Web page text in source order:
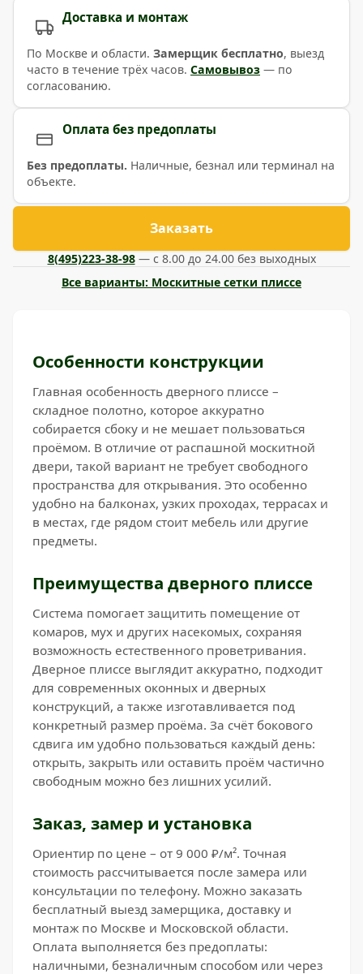
Доставка и монтаж
По Москве и области. Замерщик бесплатно, выезд
часто в течение трёх часов. Самовывоз — по
согласованию.
Оплата без предоплаты
Без предоплаты. Наличные, безнал или терминал на
объекте.
Заказать
8(495)223-38-98— с 8.00 до 24.00 без выходных
Все варианты: Москитные сетки плиссе
Особенности конструкции
Главная особенность дверного плиссе –
складное полотно, которое аккуратно
собирается сбоку и не мешает пользоваться
проёмом. В отличие от распашной москитной
двери, такой вариант не требует свободного
пространства для открывания. Это особенно
удобно на балконах, узких проходах, террасах и
в местах, где рядом стоит мебель или другие
предметы.
Преимущества дверного плиссе
Система помогает защитить помещение от
комаров, мух и других насекомых, сохраняя
возможность естественного проветривания.
Дверное плиссе выглядит аккуратно, подходит
для современных оконных и дверных
конструкций, а также изготавливается под
конкретный размер проёма. За счёт бокового
сдвига им удобно пользоваться каждый день:
открыть, закрыть или оставить проём частично
свободным можно без лишних усилий.
Заказ, замер и установка
Ориентир по цене – от 9 000 ₽/м². Точная
стоимость рассчитывается после замера или
консультации по телефону. Можно заказать
бесплатный выезд замерщика, доставку и
монтаж по Москве и Московской области.
Оплата выполняется без предоплаты:
наличными, безналичным способом или через